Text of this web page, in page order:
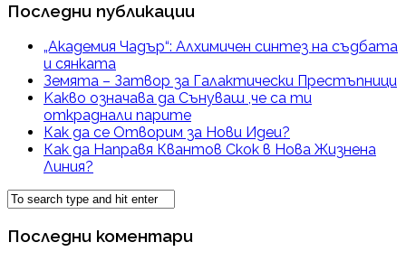
Последни публикации
„Академия Чадър“: Алхимичен синтез на съдбата
и сянката
Земята – Затвор за Галактически Престъпници
Kакво означава да Сънуваш ,че са ти
откраднали парите
Как да се Отворим за Нови Идеи?
Как да Направя Квантов Скок в Нова Жизнена
Линия?
Последни коментари